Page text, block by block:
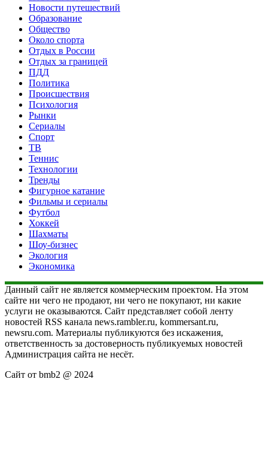
Новости путешествий
Образование
Общество
Около спорта
Отдых в России
Отдых за границей
ПДД
Политика
Происшествия
Психология
Рынки
Сериалы
Спорт
ТВ
Теннис
Технологии
Тренды
Фигурное катание
Фильмы и сериалы
Футбол
Хоккей
Шахматы
Шоу-бизнес
Экология
Экономика
Данный сайт не является коммерческим проектом. На этом
сайте ни чего не продают, ни чего не покупают, ни какие
услуги не оказываются. Сайт представляет собой ленту
новостей RSS канала news.rambler.ru, kommersant.ru,
newsru.com. Материалы публикуются без искажения,
ответственность за достоверность публикуемых новостей
Администрация сайта не несёт.
Сайт от bmb2 @ 2024